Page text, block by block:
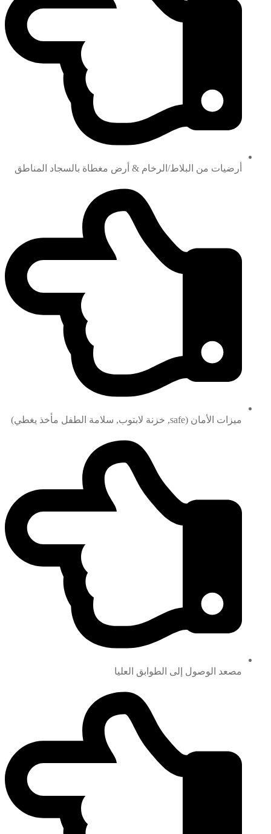
أرضيات من البلاط/الرخام & أرض مغطاة بالسجاد المناطق
ميزات الأمان (safe, خزنة لابتوب, سلامة الطفل مأخذ يغطي)
مصعد الوصول إلى الطوابق العليا